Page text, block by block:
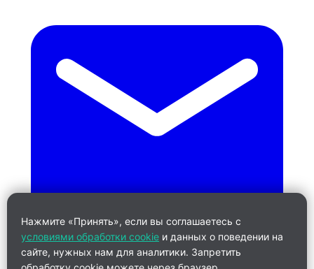
Нажмите «Принять», если вы соглашаетесь с
условиями обработки cookie и данных о поведении на
сайте, нужных нам для аналитики. Запретить